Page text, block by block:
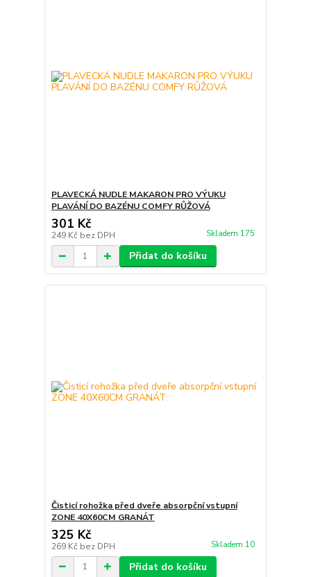
PLAVECKÁ NUDLE MAKARON PRO VÝUKU
PLAVÁNÍ DO BAZÉNU COMFY RŮŽOVÁ
301 Kč
249 Kč bez DPH Skladem 175
Přidat do košíku
Čisticí rohožka před dveře absorpční vstupní
ZONE 40X60CM GRANÁT
325 Kč
269 Kč bez DPH Skladem 10
Přidat do košíku